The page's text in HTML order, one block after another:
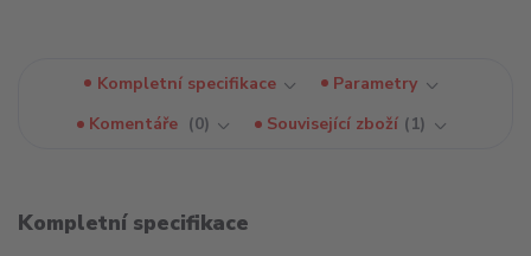
Kompletní specifikace
Parametry
Komentáře
0 Související zboží 1
Kompletní specifikace